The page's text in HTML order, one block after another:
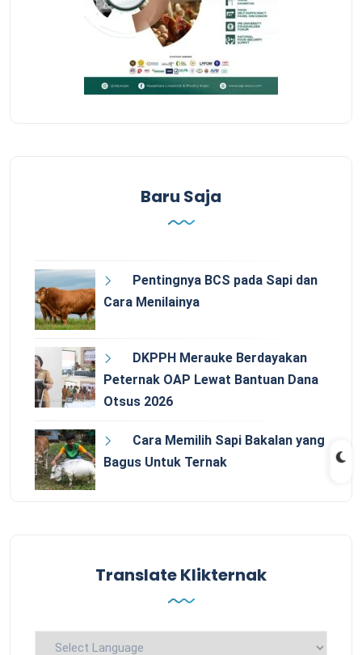
Baru Saja
Pentingnya BCS pada Sapi dan
Cara Menilainya
DKPPH Merauke Berdayakan
Peternak OAP Lewat Bantuan Dana
Otsus 2026
Cara Memilih Sapi Bakalan yang
Bagus Untuk Ternak
Translate Klikternak